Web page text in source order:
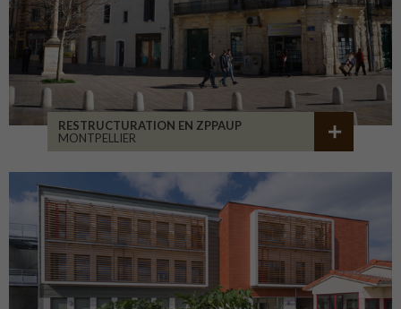
RESTRUCTURATION EN ZPPAUP
MONTPELLIER